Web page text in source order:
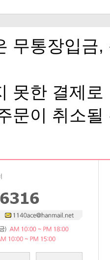
문이 취소될